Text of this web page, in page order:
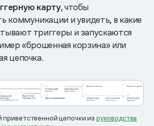
карту,чтобы
коммуникации и увидеть, в какие
триггеры и запускаются
«брошенная корзина» или
цепочка.
цепочки из руководства